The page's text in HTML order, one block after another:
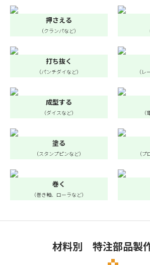
押さえる
（クランパなど）
打ち抜く
（パンチダイなど） （
成型する
（ダイスなど）
塗る
（スタンプピンなど） （
巻く
（巻き軸、ローラなど）
材料別 特注部品製